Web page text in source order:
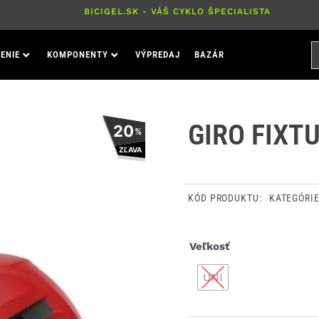
BICIGEL.SK - VÁŠ CYKLO ŠPECIALISTA
KOMPONENTY VÝPREDAJ BAZÁR
20%
ZĽAVA GIRO
KÓD PRODUKTU: KATEGÓRIE
Veľkosť
UNI
množstvo
Fixture